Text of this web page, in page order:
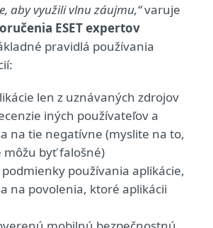
aby využili vlnu záujmu,“varuje
ESET expertov
pravidlá používania
len z uznávaných zdrojov
iných používateľov a
na tie negatívne (myslite na to,
môžu byť falošné)
používania aplikácie,
na povolenia, ktoré aplikácii